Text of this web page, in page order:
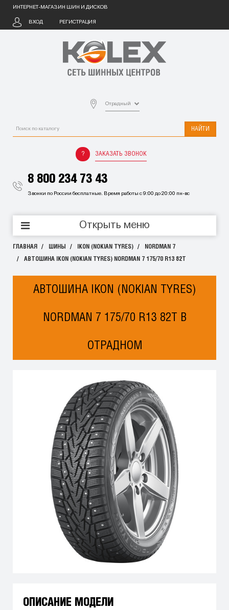
ИНТЕРНЕТ-МАГАЗИН ШИН И ДИСКОВ
ВХОД РЕГИСТРАЦИЯ
Отрадный
НАЙТИ
ЗАКАЗАТЬ ЗВОНОК
8 800 234 73 43
Звонки по России бесплатные. Время работы с 9:00 до 20:00 пн-вс
Открыть меню
ГЛАВНАЯ ШИНЫ IKON (NOKIAN TYRES) NORDMAN 7
АВТОШИНА IKON (NOKIAN TYRES) NORDMAN 7 175/70 R13 82T
АВТОШИНА IKON (NOKIAN TYRES)
NORDMAN 7 175/70 R13 82T В
ОТРАДНОМ
ОПИСАНИЕ МОДЕЛИ